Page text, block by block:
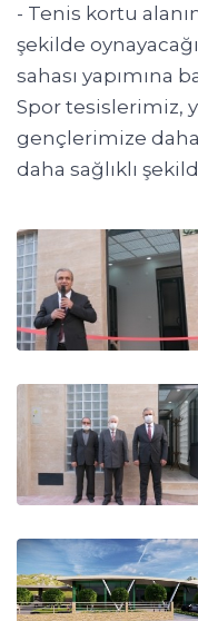
- Tenis kortu
şekilde
sahası yapımına
Spor tesislerimiz,
gençlerimize
daha sağlıklı